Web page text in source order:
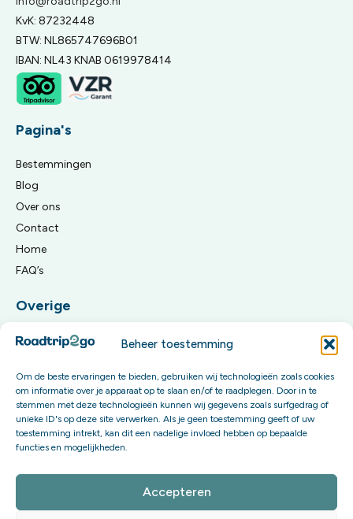
Beheer toestemming
Om de beste ervaringen te bieden, gebruiken wij technologieën zoals cookies
om informatie over je apparaat op te slaan en/of te raadplegen. Door in te
stemmen met deze technologieën kunnen wij gegevens zoals surfgedrag of
unieke ID's op deze site verwerken. Als je geen toestemming geeft of uw
toestemming intrekt, kan dit een nadelige invloed hebben op bepaalde
functies en mogelijkheden.
Accepteren
KvK: 87232448
BTW: NL865747696B01
IBAN: NL43 KNAB 0619978414
Pagina's
Bestemmingen
Blog
Over ons
Contact
Home
FAQ’s
Overige
Algemene reisvoorwaarden
Meld je aan voor onze updates
Word onderdeel van onze community en krijg exclusieve
content én invloed op onze toekomstige boekingsopties.